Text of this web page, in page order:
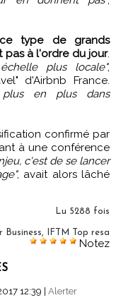
type de grands
pas à l'ordre du jour.
plus locale",
d'Airbnb France.
plus en plus dans
confirmé par
à une conférence
c'est de se lancer
, avait alors lâché
Lu 5288 fois
Business IFTM Top resa
Notez
12:39 | Alerter